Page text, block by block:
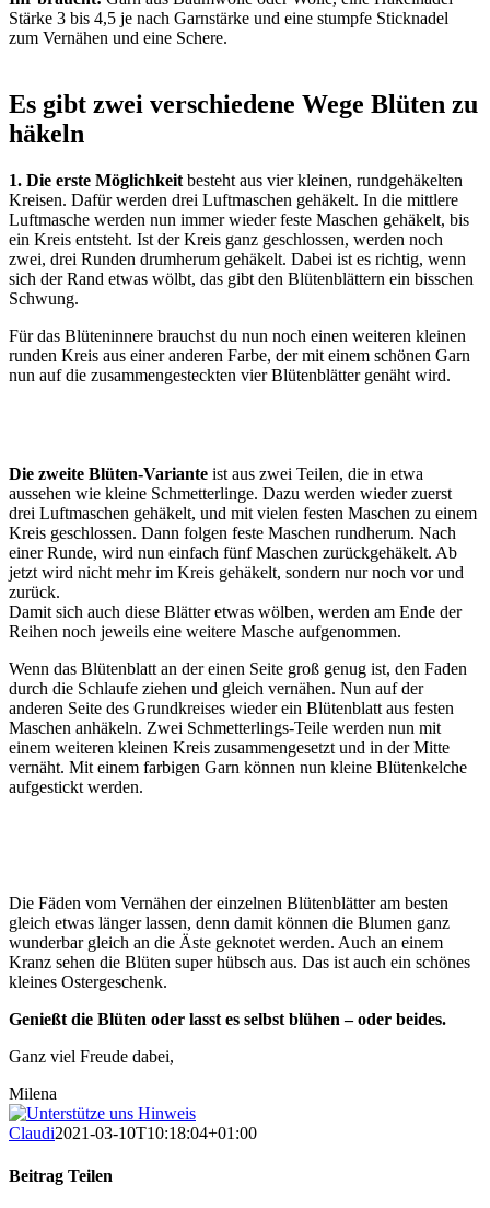
Stärke 3 bis 4,5 je nach Garnstärke und eine stumpfe Sticknadel
zum Vernähen und eine Schere.
Es gibt zwei verschiedene Wege Blüten zu
häkeln
1. Die erste Möglichkeit besteht aus vier kleinen, rundgehäkelten
Kreisen. Dafür werden drei Luftmaschen gehäkelt. In die mittlere
Luftmasche werden nun immer wieder feste Maschen gehäkelt, bis
ein Kreis entsteht. Ist der Kreis ganz geschlossen, werden noch
zwei, drei Runden drumherum gehäkelt. Dabei ist es richtig, wenn
sich der Rand etwas wölbt, das gibt den Blütenblättern ein bisschen
Schwung.
Für das Blüteninnere brauchst du nun noch einen weiteren kleinen
runden Kreis aus einer anderen Farbe, der mit einem schönen Garn
nun auf die zusammengesteckten vier Blütenblätter genäht wird.
Die zweite Blüten-Variante ist aus zwei Teilen, die in etwa
aussehen wie kleine Schmetterlinge. Dazu werden wieder zuerst
drei Luftmaschen gehäkelt, und mit vielen festen Maschen zu einem
Kreis geschlossen. Dann folgen feste Maschen rundherum. Nach
einer Runde, wird nun einfach fünf Maschen zurückgehäkelt. Ab
jetzt wird nicht mehr im Kreis gehäkelt, sondern nur noch vor und
zurück.
Damit sich auch diese Blätter etwas wölben, werden am Ende der
Reihen noch jeweils eine weitere Masche aufgenommen.
Wenn das Blütenblatt an der einen Seite groß genug ist, den Faden
durch die Schlaufe ziehen und gleich vernähen. Nun auf der
anderen Seite des Grundkreises wieder ein Blütenblatt aus festen
Maschen anhäkeln. Zwei Schmetterlings-Teile werden nun mit
einem weiteren kleinen Kreis zusammengesetzt und in der Mitte
vernäht. Mit einem farbigen Garn können nun kleine Blütenkelche
aufgestickt werden.
Die Fäden vom Vernähen der einzelnen Blütenblätter am besten
gleich etwas länger lassen, denn damit können die Blumen ganz
wunderbar gleich an die Äste geknotet werden. Auch an einem
Kranz sehen die Blüten super hübsch aus. Das ist auch ein schönes
kleines Ostergeschenk.
Genießt die Blüten oder lasst es selbst blühen – oder beides.
Ganz viel Freude dabei,
Milena
Claudi2021-03-10T10:18:04+01:00
Beitrag Teilen